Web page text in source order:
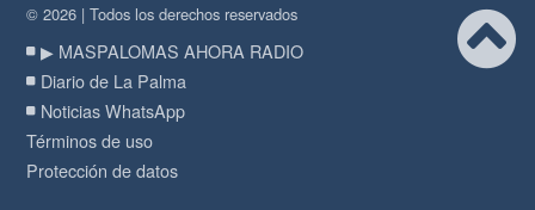
© 2026 | Todos los derechos reservados
▶ MASPALOMAS AHORA RADIO
Diario de La Palma
Noticias WhatsApp
Términos de uso
Protección de datos